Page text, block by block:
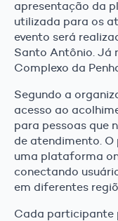
apresentação da
utilizada para os
evento será
Santo Antônio. Já
Complexo da
Segundo a
acesso ao
para pessoas que
de atendimento.
uma plataforma
conectando
em diferentes
Cada participante